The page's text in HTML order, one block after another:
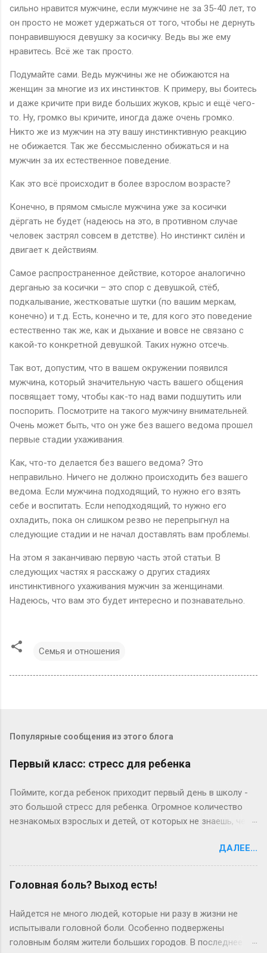
сильно нравится мужчине, если мужчине не за 35-40 лет, то
он просто не может удержаться от того, чтобы не дернуть
понравившуюся девушку за косичку. Ведь вы же ему
нравитесь. Всё же так просто.
Подумайте сами. Ведь мужчины же не обижаются на
женщин за многие из их инстинктов. К примеру, вы боитесь
и даже кричите при виде больших жуков, крыс и ещё чего-
то. Ну, громко вы кричите, иногда даже очень громко.
Никто же из мужчин на эту вашу инстинктивную реакцию
не обижается. Так же бессмысленно обижаться и на
мужчин за их естественное поведение.
Как это всё происходит в более взрослом возрасте?
Конечно, в прямом смысле мужчина уже за косички
дёргать не будет (надеюсь на это, в противном случае
человек застрял совсем в детстве). Но инстинкт силён и
двигает к действиям.
Самое распространенное действие, которое аналогично
дерганью за косички – это спор с девушкой, стёб,
подкалывание, жестковатые шутки (по вашим меркам,
конечно) и т.д. Есть, конечно и те, для кого это поведение
естественно так же, как и дыхание и вовсе не связано с
какой-то конкретной девушкой. Таких нужно отсечь.
Так вот, допустим, что в вашем окружении появился
мужчина, который значительную часть вашего общения
посвящает тому, чтобы как-то над вами подшутить или
поспорить. Посмотрите на такого мужчину внимательней.
Очень может быть, что он уже без вашего ведома прошел
первые стадии ухаживания.
Как, что-то делается без вашего ведома? Это
неправильно. Ничего не должно происходить без вашего
ведома. Если мужчина подходящий, то нужно его взять
себе и воспитать. Если неподходящий, то нужно его
охладить, пока он слишком резво не перепрыгнул на
следующие стадии и не начал доставлять вам проблемы.
На этом я заканчиваю первую часть этой статьи. В
следующих частях я расскажу о других стадиях
инстинктивного ухаживания мужчин за женщинами.
Надеюсь, что вам это будет интересно и познавательно.
Семья и отношения
Популярные сообщения из этого блога
Первый класс: стресс для ребенка
Поймите, когда ребенок приходит первый день в школу -
это большой стресс для ребенка. Огромное количество
незнакомых взрослых и детей, от которых не знаешь, чего
встает вопрос о дисциплине. Теперь ребенок поднимается
утром раньше, чем привык, ему надо умыться, одеться,
позавтракать. Это часто тяжелое испытание для
родителей. Если он долго копается по утрам и в результате
него: «Дорогой, ты так долго одеваешься по утрам, что мы
или опаздываем, или ты уходишь, не позавтракав, а я
опаздываю на работу. Что ты можешь предложить, чтобы
ДАЛЕЕ...
Головная боль? Выход есть!
Найдется не много людей, которые ни разу в жизни не
испытывали головной боли. Особенно подвержены
головным болям жители больших городов. В последнее